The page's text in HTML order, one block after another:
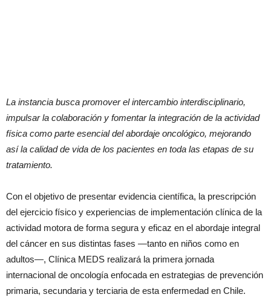
La instancia busca promover el intercambio interdisciplinario,
impulsar la colaboración y fomentar la integración de la actividad
física como parte esencial del abordaje oncológico, mejorando
así la calidad de vida de los pacientes en toda las etapas de su
tratamiento.
Con el objetivo de presentar evidencia científica, la prescripción
del ejercicio físico y experiencias de implementación clínica de la
actividad motora de forma segura y eficaz en el abordaje integral
del cáncer en sus distintas fases —tanto en niños como en
adultos—, Clínica MEDS realizará la primera jornada
internacional de oncología enfocada en estrategias de prevención
primaria, secundaria y terciaria de esta enfermedad en Chile.